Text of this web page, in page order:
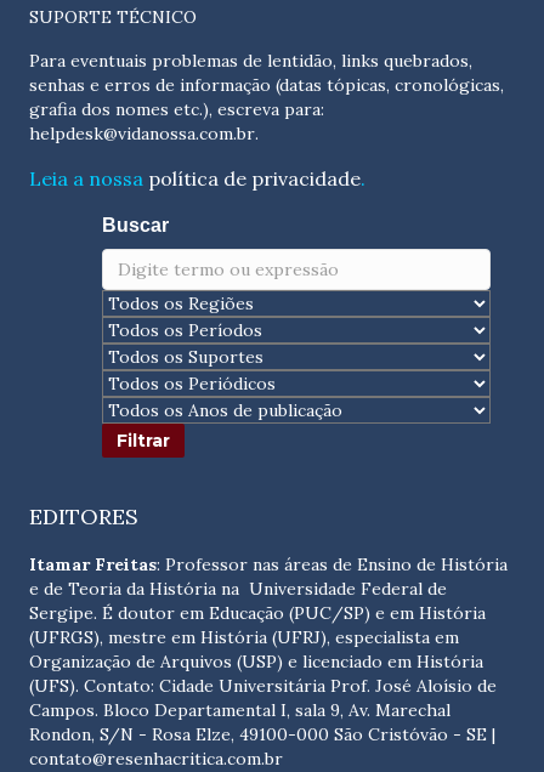
SUPORTE TÉCNICO
Para eventuais problemas de lentidão, links quebrados,
senhas e erros de informação (datas tópicas, cronológicas,
helpdesk@vidanossa.com.br.
Leia a nossa política de privacidade.
Buscar
EDITORES
Itamar Freitas: Professor nas áreas de Ensino de História
e de Teoria da História na Universidade Federal de
Sergipe. É doutor em Educação (PUC/SP) e em História
(UFRGS), mestre em História (UFRJ), especialista em
Organização de Arquivos (USP) e licenciado em História
(UFS). Contato: Cidade Universitária Prof. José Aloísio de
Campos. Bloco Departamental I, sala 9, Av. Marechal
Rondon, S/N - Rosa Elze, 49100-000 São Cristóvão - SE |
contato@resenhacritica.com.br